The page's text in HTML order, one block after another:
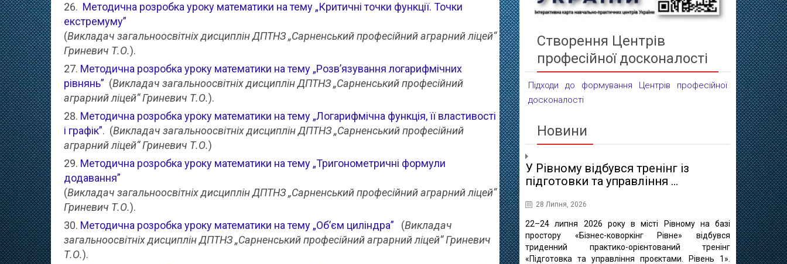
Методична розробка уроку математики на тему „Критичні точки функції. Точки
екстремуму”
(Викладач загальноосвітніх дисциплін ДПТНЗ „Сарненський професійний аграрний ліцей“
Гриневич Т.О.).
Методична розробка уроку математики на тему „Розв’язування логарифмічних
рівнянь” (Викладач загальноосвітніх дисциплін ДПТНЗ „Сарненський професійний
аграрний ліцей“ Гриневич Т.О.).
Методична розробка уроку математики на тему „Логарифмічна функція, її властивості
і графік”. (Викладач загальноосвітніх дисциплін ДПТНЗ „Сарненський професійний
аграрний ліцей“ Гриневич Т.О.)
Методична розробка уроку математики на тему „Тригонометричні формули
додавання”
(Викладач загальноосвітніх дисциплін ДПТНЗ „Сарненський професійний аграрний ліцей“
Гриневич Т.О.).
Методична розробка уроку математики на тему „Об’єм циліндра”
(Викладач
загальноосвітніх дисциплін ДПТНЗ „Сарненський професійний аграрний ліцей“ Гриневич
Т.О.).
Створення Центрів
професійної досконалості
Підходи до формування Центрів професійної
досконалості
Новини
У Рівному відбувся тренінг із
підготовки та управління ...
28 Липня, 2026
22–24 липня 2026 року в місті Рівному на базі
простору «Бізнес-коворкінг Рівне» відбувся
триденний практико-орієнтований тренінг
«Підготовка та управління проєктами. Рівень 1».
освіти
16 Липня,
10 липня в
відбулася